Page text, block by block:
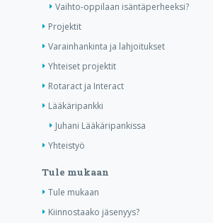
Vaihto-oppilaan isäntäperheeksi?
Projektit
Varainhankinta ja lahjoitukset
Yhteiset projektit
Rotaract ja Interact
Lääkäripankki
Juhani Lääkäripankissa
Yhteistyö
Tule mukaan
Tule mukaan
Kiinnostaako jäsenyys?